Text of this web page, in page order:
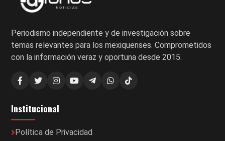
Periodismo independiente y de investigación sobre
temas relevantes para los mexiquenses. Comprometidos
con la información veraz y oportuna desde 2015.
Institucional
Política de Privacidad